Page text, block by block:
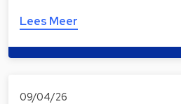
Lees Meer
09/04/26